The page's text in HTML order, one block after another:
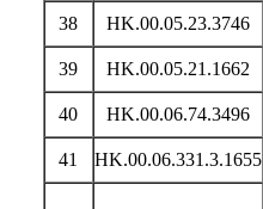
38
HK.00.05.23.3746
39
HK.00.05.21.1662
40
HK.00.06.74.3496
41
HK.00.06.331.3.1655